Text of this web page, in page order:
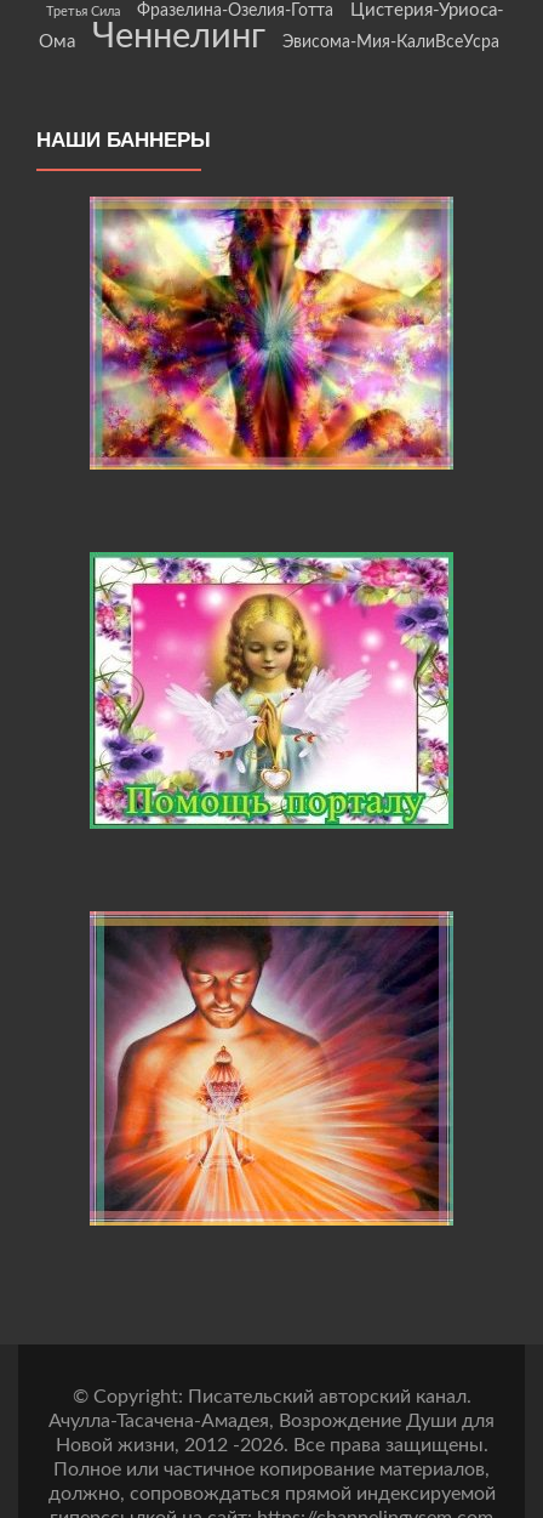
Третья Сила Фразелина-Озелия-Готта
Цистерия-Уриоса-
Ома
Ченнелинг Эвисома-Мия-КалиВсеУсра
НАШИ БАННЕРЫ
© Copyright: Писательский авторский канал.
Ачулла-Тасачена-Амадея, Возрождение Души для
Новой жизни, 2012 -2026. Все права защищены.
Полное или частичное копирование материалов,
должно, сопровождаться прямой индексируемой